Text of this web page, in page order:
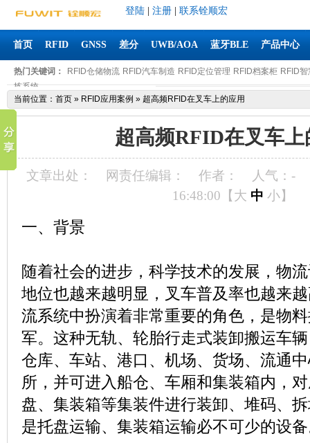
登陆 注册 联系铨顺宏
首页 RFID GNSS 差分 UWB/AOA 蓝牙BLE 产品中心
热门关键词： RFID仓储物流 RFID汽车制造 RFID定位管理 RFID档案柜 RFID
拣系统
当前位置： 首页 » RFID应用案例 » 超高频RFID在叉车上的应用
超高频RFID在叉车上
文章出处： 网责任编辑： 作者： 人气： -
16:48:00【大 中 小】
一、背景
随着社会的进步，科学技术的发展，物
地位也越来越明显，叉车普及率也越来
流系统中扮演着非常重要的角色，是物
军。这种无轨、轮胎行走式装卸搬运车
仓库、车站、港口、机场、货场、流通
所，并可进入船仓、车厢和集装箱内，
盘、集装箱等集装件进行装卸、堆码、
是托盘运输、集装箱运输必不可少的设